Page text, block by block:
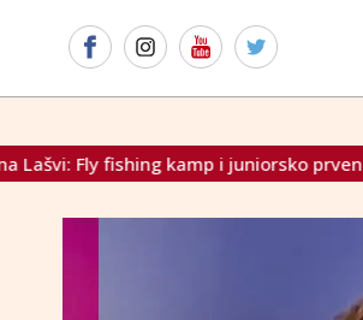
prvenstvo FBiH u mušičarenju